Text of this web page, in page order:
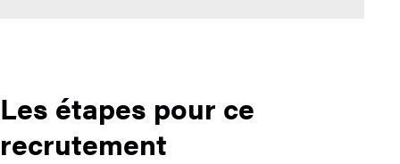
Les étapes pour ce
recrutement